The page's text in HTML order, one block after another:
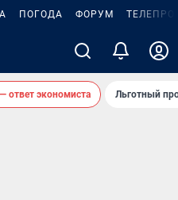
ПОГОДА ФОРУМ
ответ экономиста Льготный